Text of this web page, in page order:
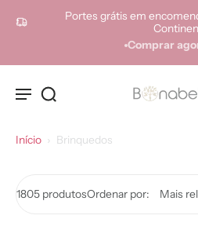
Portes grátis em
Comprar
Início › Brinquedos
1805 produtosOrdenar por: